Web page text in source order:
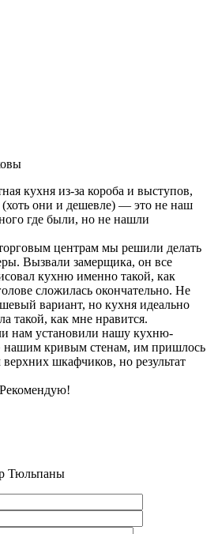
кухня из-за короба и выступов,
они и дешевле) — это не наш
где были, но не нашли
центрам мы решили делать
Вызвали замерщика, он все
кухню именно такой, как
сложилась окончательно. Не
вариант, но кухня идеально
такой, как мне нравится.
нам установили нашу кухню-
нашим кривым стенам, им пришлось
шкафчиков, но результат
Тюльпаны